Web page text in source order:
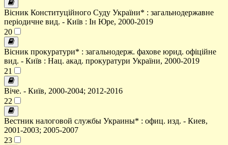
Вісник Конституційного Суду України* : загальнодержавне
періодичне вид. - Київ : Ін Юре, 2000-2019
20
Вісник прокуратури* : загальнодерж. фахове юрид. офіційне
вид. - Київ : Нац. акад. прокуратури України, 2000-2019
21
Віче. - Київ, 2000-2004; 2012-2016
22
Вестник налоговой службы Украины* : офиц. изд. - Киев,
2001-2003; 2005-2007
23